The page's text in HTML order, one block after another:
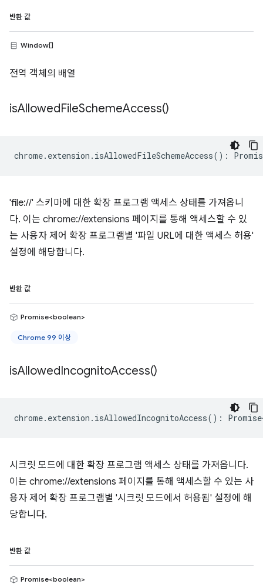
반환 값
Window[]
전역 객체의 배열
isAllowedFileSchemeAccess()
chrome. extension . isAllowedFileSchemeAccess() :
'file://' 스키마에 대한 확장 프로그램 액세스 상태를 가져옵니
다. 이는 chrome://extensions 페이지를 통해 액세스할 수 있
는 사용자 제어 확장 프로그램별 '파일 URL에 대한 액세스 허용'
설정에 해당합니다.
반환 값
Promise<boolean>
Chrome 99 이상
isAllowedIncognitoAccess()
chrome. extension . isAllowedIncognitoAccess() :
시크릿 모드에 대한 확장 프로그램 액세스 상태를 가져옵니다.
이는 chrome://extensions 페이지를 통해 액세스할 수 있는 사
용자 제어 확장 프로그램별 '시크릿 모드에서 허용됨' 설정에 해
당합니다.
반환 값
Promise<boolean>